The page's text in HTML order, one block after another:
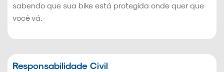
sabendo que sua bike está protegida onde quer que
você vá.
Responsabilidade Civil